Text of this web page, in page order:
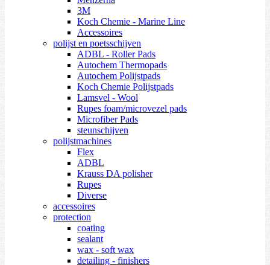
3M
Koch Chemie - Marine Line
Accessoires
polijst en poetsschijven
ADBL - Roller Pads
Autochem Thermopads
Autochem Polijstpads
Koch Chemie Polijstpads
Lamsvel - Wool
Rupes foam/microvezel pads
Microfiber Pads
steunschijven
polijstmachines
Flex
ADBL
Krauss DA polisher
Rupes
Diverse
accessoires
protection
coating
sealant
wax - soft wax
detailing - finishers